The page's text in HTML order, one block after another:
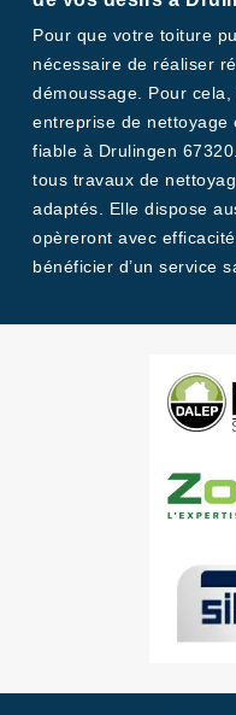
Pour que votre toiture
nécessaire de réaliser
démoussage. Pour
entreprise de nettoyage
fiable à Drulingen
tous travaux de
adaptés. Elle dispose
opèreront avec
bénéficier d’un service